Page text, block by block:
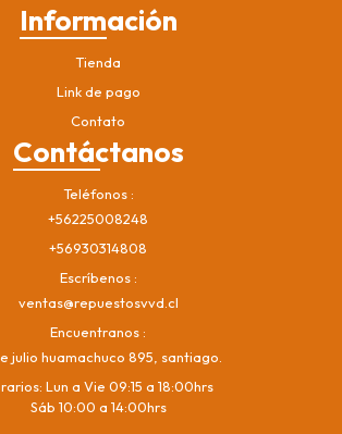
Información
Tienda
Link de pago
Contato
Contáctanos
Teléfonos
+56225008248
+56930314808
Escríbenos
ventas@repuestosvvd.cl
Encuentranos
julio huamachuco 895, santiago.
Lun a Vie 09:15 a 18:00hrs
Sáb 10:00 a 14:00hrs